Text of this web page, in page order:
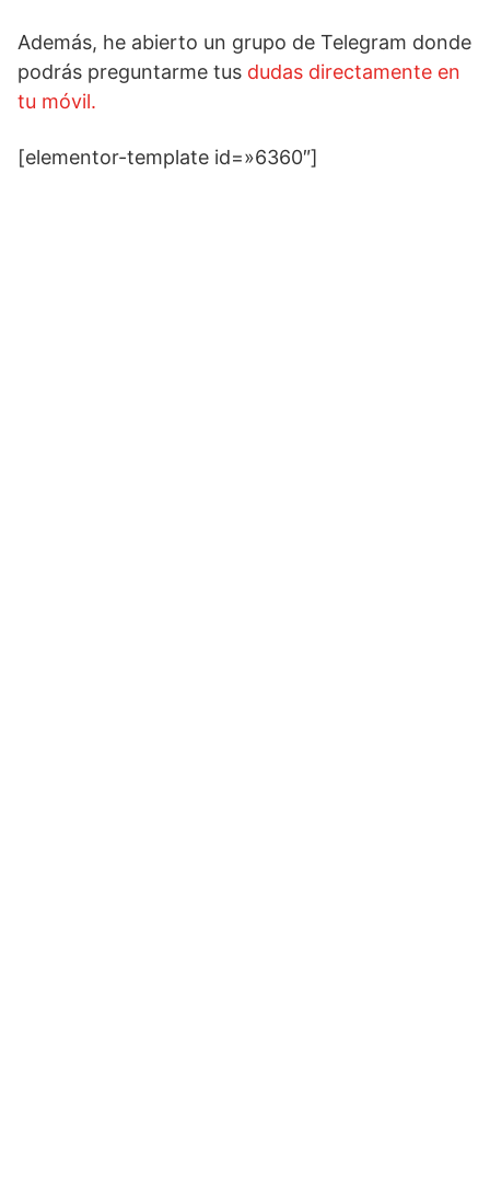
Además, he abierto un grupo de Telegram donde
podrás preguntarme tus dudas directamente en
tu móvil.
[elementor-template id=»6360″]